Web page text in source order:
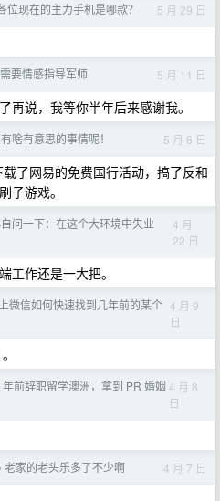
位现在的主力手机是哪款？ 5 月 29 日
需要情感指导军师 5 月 11 日
再说，我等你半年后来感谢我。
啥有意思的事情呢！ 5 月 6 日
了网易的免费国行活动，搞了反和
子游戏。
问一下：在这个大环境中失业
4 月
22 日
工作还是一大把。
微信如何快速找到几年前的某个 4 月 9
日
年前辞职留学澳洲，拿到 PR 婚姻 4 月 8
日
› 老家的老头乐多了不少啊 4 月 7 日